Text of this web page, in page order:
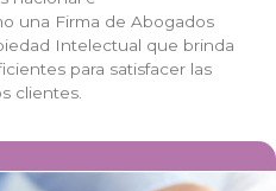
una Firma de Abogados
Intelectual que brinda
para satisfacer las
clientes.